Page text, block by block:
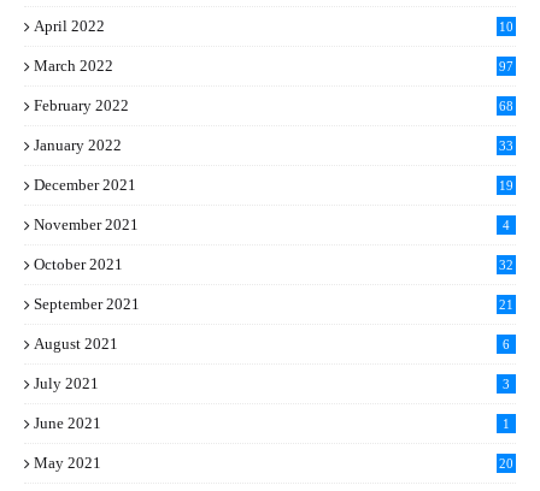
April 2022 10
March 2022 97
February 2022 68
January 2022 33
December 2021 19
November 2021 4
October 2021 32
September 2021 21
August 2021 6
July 2021 3
June 2021 1
May 2021 20